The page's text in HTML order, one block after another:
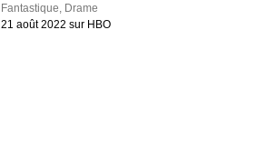
Fantastique Drame
21 août 2022 sur HBO